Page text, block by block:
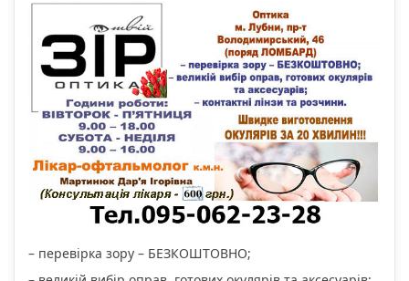
– перевірка зору – БЕЗКОШТОВНО;